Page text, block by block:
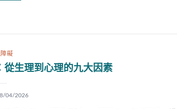
礙
從生理到心理的九大因素
04/2026